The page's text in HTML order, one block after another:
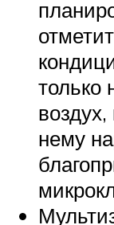
только
нему